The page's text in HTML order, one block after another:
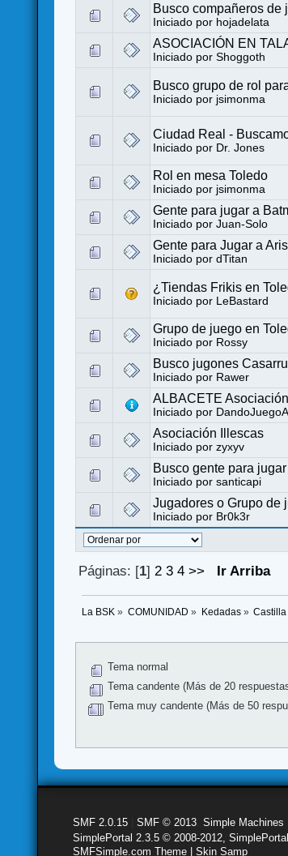
Busco compañeros de
Iniciado por hojadelata
ASOCIACIÓN EN
Iniciado porShoggoth
Busco grupo de rol
Iniciado por jsimonma
Ciudad Real -
Iniciado por Dr. Jones
Rol en mesa Toledo
Iniciado por jsimonma
Gente para jugar a
Iniciado porJuan-Solo
Gente para Jugar a
Iniciado pordTitan
¿Tiendas Frikis en
Iniciado por LeBastard
Grupo de juego en
Iniciado por Rossy
Busco jugones
Iniciado por Rawer
ALBACETE
Iniciado por
Asociación Illescas
Iniciado porzyxyv
Busco gente para
Iniciado porsanticapi
Jugadores o Grupo de
Iniciado por Br0k3r
Páginas: [1] 2 3 4 >> Ir Arriba
La BSK » COMUNIDAD » Kedadas» Castilla
Tema normal
Tema candente (Más de 20
Tema muy candente (Más de 50
SMF 2.0.15 |SMF © 2013 ,Simple Machines
SimplePortal 2.3.5 © 2008-2012, SimplePortal
SMFSimple.com Theme | Skin Samp